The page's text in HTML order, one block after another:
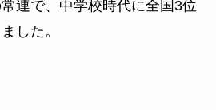
連で、中学校時代に全国3位
した。